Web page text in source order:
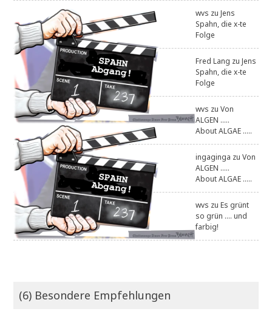
wvs zuJens
Spahn, die x-te
Folge
Fred Lang zuJens
Spahn, die x-te
Folge
wvs zuVon
ALGEN .....
About ALGAE .....
ingaginga zuVon
ALGEN .....
About ALGAE .....
wvs zuEs grünt
so grün .... und
farbig!
(6) Besondere Empfehlungen